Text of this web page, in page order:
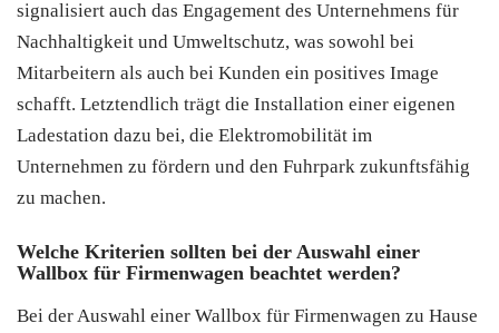
signalisiert auch das Engagement des Unternehmens für
Nachhaltigkeit und Umweltschutz, was sowohl bei
Mitarbeitern als auch bei Kunden ein positives Image
schafft. Letztendlich trägt die Installation einer eigenen
Ladestation dazu bei, die Elektromobilität im
Unternehmen zu fördern und den Fuhrpark zukunftsfähig
zu machen.
Welche Kriterien sollten bei der Auswahl einer
Wallbox für Firmenwagen beachtet werden?
Bei der Auswahl einer Wallbox für Firmenwagen zu Hause